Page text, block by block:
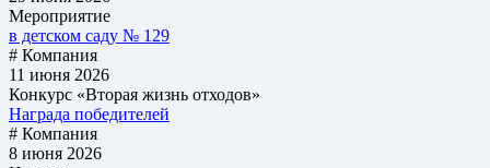
Мероприятие
в детском саду № 129
# Компания
11 июня 2026
Конкурс «Вторая жизнь отходов»
Награда победителей
# Компания
8 июня 2026